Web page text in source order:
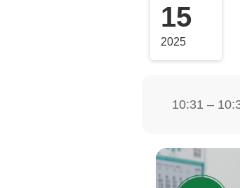
15
2025
10:31 –